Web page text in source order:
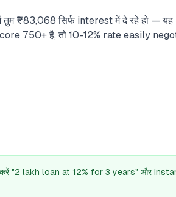
₹83,068 सिर्फ interest में दे रहे हो — यह
750+ है, तो 10-12% rate easily
"2 lakh loan at 12% for 3 years" और